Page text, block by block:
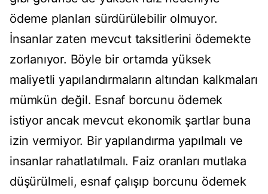
ödeme planları sürdürülebilir olmuyor.
İnsanlar zaten mevcut taksitlerini ödemekte
zorlanıyor. Böyle bir ortamda yüksek
maliyetli yapılandırmaların altından kalkmaları
mümkün değil. Esnaf borcunu ödemek
istiyor ancak mevcut ekonomik şartlar buna
izin vermiyor. Bir yapılandırma yapılmalı ve
insanlar rahatlatılmalı. Faiz oranları mutlaka
düşürülmeli, esnaf çalışıp borcunu ödemek